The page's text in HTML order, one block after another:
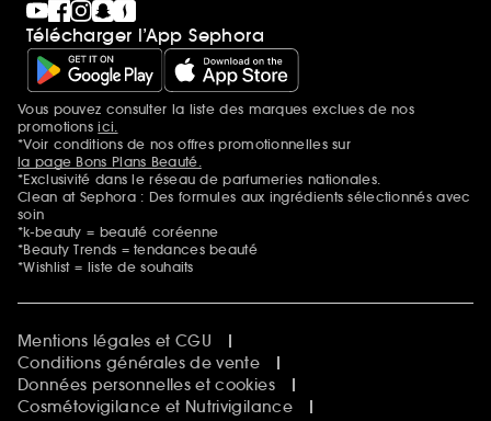
Télécharger l’App Sephora
Mentions additionnelles
Vous pouvez consulter la liste des marques exclues de nos
promotionsici.
*Voir conditions de nos offres promotionnelles sur
la page Bons Plans Beauté.
*Exclusivité dans le réseau de parfumeries nationales.
Clean at Sephora : Des formules aux ingrédients sélectionnés avec
soin
*k-beauty = beauté coréenne
*Beauty Trends = tendances beauté
*Wishlist = liste de souhaits
Mentions légales et CGU
Conditions générales de vente
Données personnelles et cookies
Cosmétovigilance et Nutrivigilance